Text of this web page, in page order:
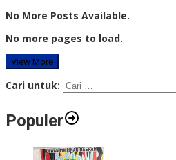
No More Posts Available.
No more pages to load.
View More
Cari untuk:
Populer